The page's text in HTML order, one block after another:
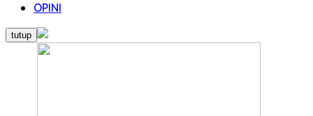
OPINI
tutup